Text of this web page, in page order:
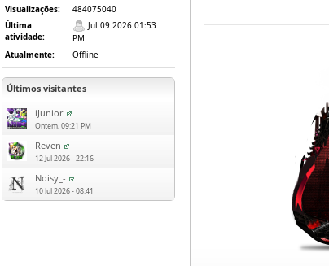
Visualizações:
484075040
Última
atividade:
Jul 09 2026 01:53
PM
Atualmente:
Offline
Últimos visitantes
iJunior
Ontem, 09:21 PM
Reven
12 Jul 2026 - 22:16
Noisy_-
10 Jul 2026 - 08:41